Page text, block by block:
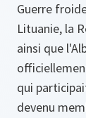
Guerre
Lituanie, la
ainsi que
qui
devenu